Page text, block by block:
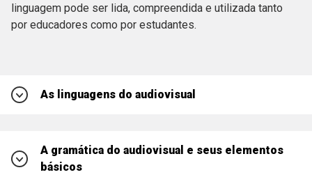
linguagem pode ser lida, compreendida e utilizada tanto
por educadores como por estudantes.
As linguagens do audiovisual
A gramática do audiovisual e seus elementos
básicos